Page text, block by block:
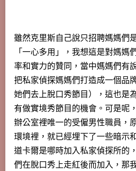
雖然克里斯自己說只招聘媽媽們
「一心多用」，我想這是對媽媽
率和實力的贊同，當中媽媽們有
把私家偵探媽媽們打造成一個品
她們去上脫口秀節目），這也是
有做實境秀節目的機會。可是呢
辦公室裡唯一的受僱男性職員，
環境裡，就已經埋下了一些暗示
道卡爾是哪時加入私家偵探所的
們在脫口秀上走紅後而加入，那